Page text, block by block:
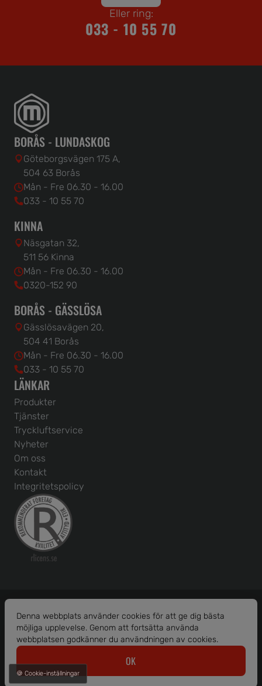
Eller ring:
033 - 10 55 70
BORÅS - LUNDASKOG
Göteborgsvägen 175 A,
504 63 Borås
Mån - Fre 06.30 - 16.00
033 - 10 55 70
KINNA
Näsgatan 32,
511 56 Kinna
Mån - Fre 06.30 - 16.00
0320-152 90
BORÅS - GÄSSLÖSA
Gässlösavägen 20,
504 41 Borås
Mån - Fre 06.30 - 16.00
033 - 10 55 70
LÄNKAR
Produkter
Tjänster
Tryckluftservice
Nyheter
Om oss
Kontakt
Integritetspolicy
Alla rättigheter reserverade.
Org. nr: 556586-1456
Denna webbplats använder cookies för att ge dig bästa
möjliga upplevelse. Genom att fortsätta använda
webbplatsen godkänner du användningen av cookies.
OK
🍪 Cookie-inställningar